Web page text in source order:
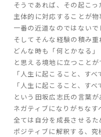
企業情報
採用情報
暮らしの器
そうであれば、その起こっ
主体的に対応することが物
一番の近道なのではないで
そしてそんな経験の積み重
どんな時も「何とかなる」
と思える境地に立つことが
「人生に起こること、すべ
「人生に起こること、すべ
という田坂広志氏の言葉が
ネガティブになりがちなす
全ては自分を成長させる
ポジティブに解釈する、究